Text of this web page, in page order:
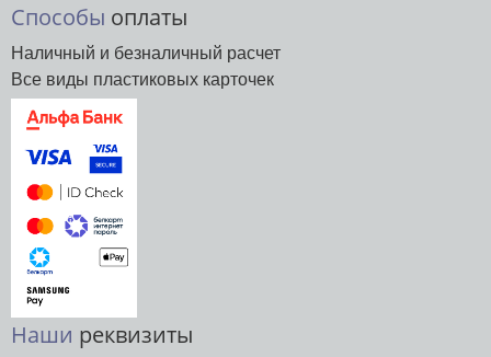
Способы оплаты
Наличный и безналичный расчет
Все виды пластиковых карточек
Наши реквизиты